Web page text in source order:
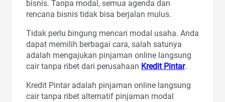
bisnis. Tanpa modal, semua agenda dan
rencana bisnis tidak bisa berjalan mulus.
Tidak perlu bingung mencari modal usaha. Anda
dapat memilih berbagai cara, salah satunya
adalah mengajukan pinjaman online langsung
cair tanpa ribet dari perusahaan Kredit Pintar.
Kredit Pintar adalah pinjaman online langsung
cair tanpa ribet alternatif pinjaman modal